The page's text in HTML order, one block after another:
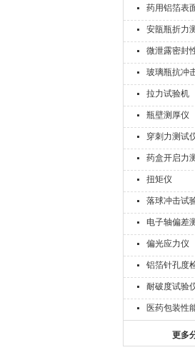
药用铝箔表
安瓿瓶折力
微泄露密封
玻璃瓶抗冲
拉力试验机
瓶壁测厚仪
穿刺力测试
药盒开启力
扭矩仪
落球冲击试
电子轴偏差
偏光应力仪
铝箔针孔度
耐破度试验
医药包装性
更多